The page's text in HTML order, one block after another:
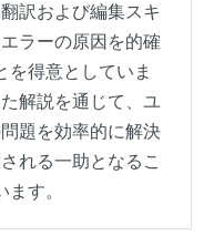
訳および編集スキ
ラーの原因を的確
を得意としていま
解説を通じて、ユ
題を効率的に解決
れる一助となるこ
す。